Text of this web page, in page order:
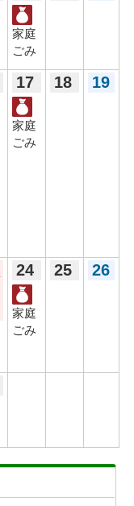
家庭
ごみ
17
家庭
ごみ
18 19
24
家庭
ごみ
25 26